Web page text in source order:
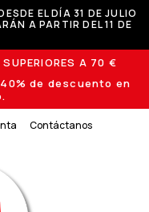
EL DÍA 31 DE JULIO
A PARTIR DEL 11 DE
A 70 €
40% de descuento en
Contáctanos